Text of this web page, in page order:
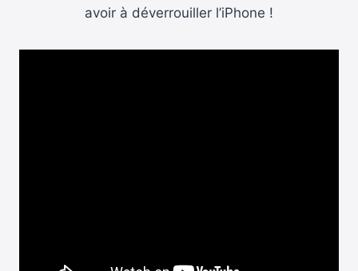
avoir à déverrouiller l’iPhone !